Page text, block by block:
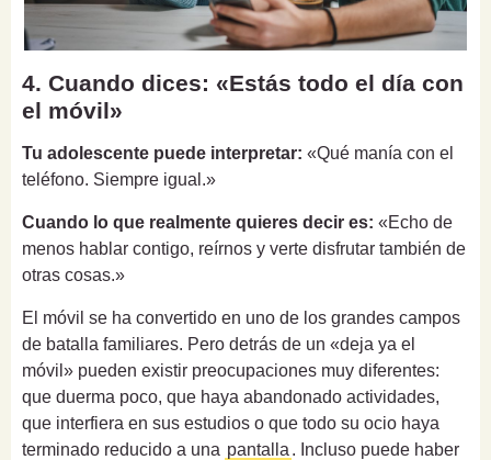
4. Cuando dices: «Estás todo el día con
el móvil»
Tu adolescente puede interpretar: «Qué manía con el
teléfono. Siempre igual.»
Cuando lo que realmente quieres decir es: «Echo de
menos hablar contigo, reírnos y verte disfrutar también de
otras cosas.»
El móvil se ha convertido en uno de los grandes campos
de batalla familiares. Pero detrás de un «deja ya el
móvil» pueden existir preocupaciones muy diferentes:
que duerma poco, que haya abandonado actividades,
que interfiera en sus estudios o que todo su ocio haya
terminado reducido a una pantalla . Incluso puede haber